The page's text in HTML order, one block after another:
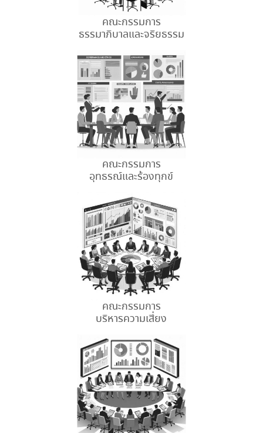
คณะกรรมการ
ธรรมาภิบาลและจริยธรรม
คณะกรรมการ
อุทธรณ์และร้องทุกข์
คณะกรรมการ
บริหารความเสี่ยง